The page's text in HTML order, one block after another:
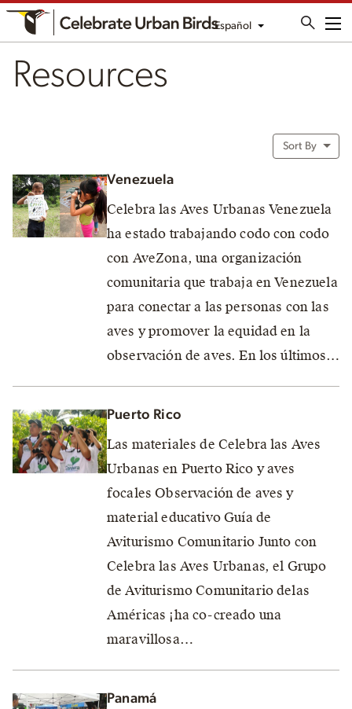
Español
Resources
Sort By
Venezuela
Celebra las Aves Urbanas Venezuela
ha estado trabajando codo con codo
con AveZona, una organización
comunitaria que trabaja en Venezuela
para conectar a las personas con las
aves y promover la equidad en la
observación de aves. En los últimos…
Puerto Rico
Las materiales de Celebra las Aves
Urbanas en Puerto Rico y aves
focales Observación de aves y
material educativo Guía de
Aviturismo Comunitario Junto con
Celebra las Aves Urbanas, el Grupo
de Aviturismo Comunitario delas
Américas ¡ha co-creado una
maravillosa…
Panamá